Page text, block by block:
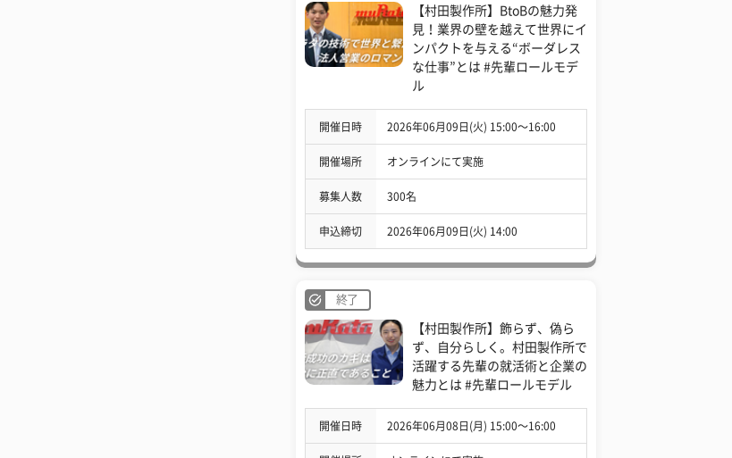
【村田製作所】BtoBの魅力発
見！業界の壁を越えて世界にイ
ンパクトを与える“ボーダレス
な仕事”とは #先輩ロールモデ
ル
開催日時 2026年06月09日(火) 15:00〜16:00
開催場所 オンラインにて実施
募集人数 300名
申込締切 2026年06月09日(火) 14:00
終了
【村田製作所】飾らず、偽ら
ず、自分らしく。村田製作所で
活躍する先輩の就活術と企業の
魅力とは #先輩ロールモデル
開催日時 2026年06月08日(月) 15:00〜16:00